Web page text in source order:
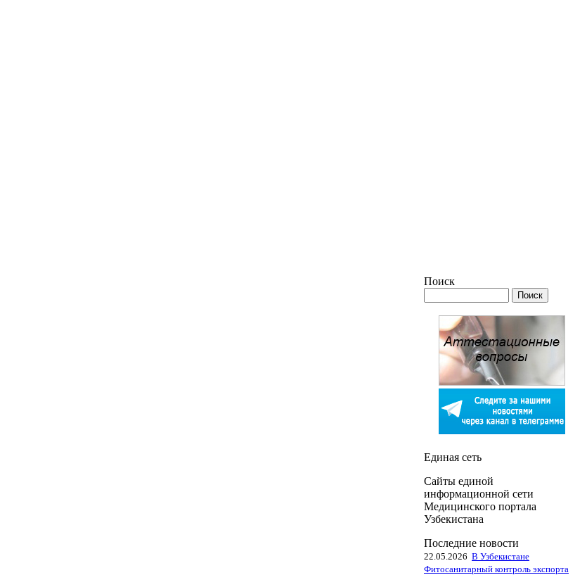
Поиск
Единая сеть
Сайты единой
информационной сети
Медицинского портала
Узбекистана
Последние новости
22.05.2026 В Узбекистане
Фитосанитарный контроль экспорта